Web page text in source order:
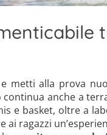
e metti alla prova
continua anche a
e basket, oltre a
ragazzi